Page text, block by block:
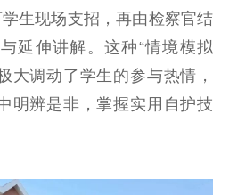
关党建
学习在线
化人才
据资源
生现场支招，再由检察官结
延伸讲解。这种“情境模拟
大调动了学生的参与热情，
明辨是非，掌握实用自护技